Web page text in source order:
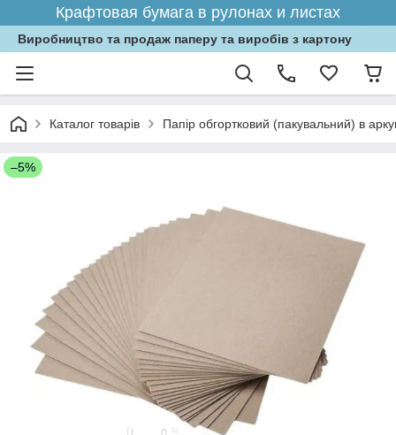
Крафтовая бумага в рулонах и листах
Виробництво та продаж паперу та виробів з картону
Каталог товарів Папір обгортковий (пакувальний) в
–5%